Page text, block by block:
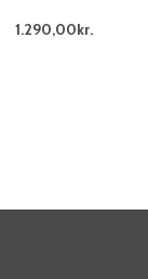
1.290,00kr.